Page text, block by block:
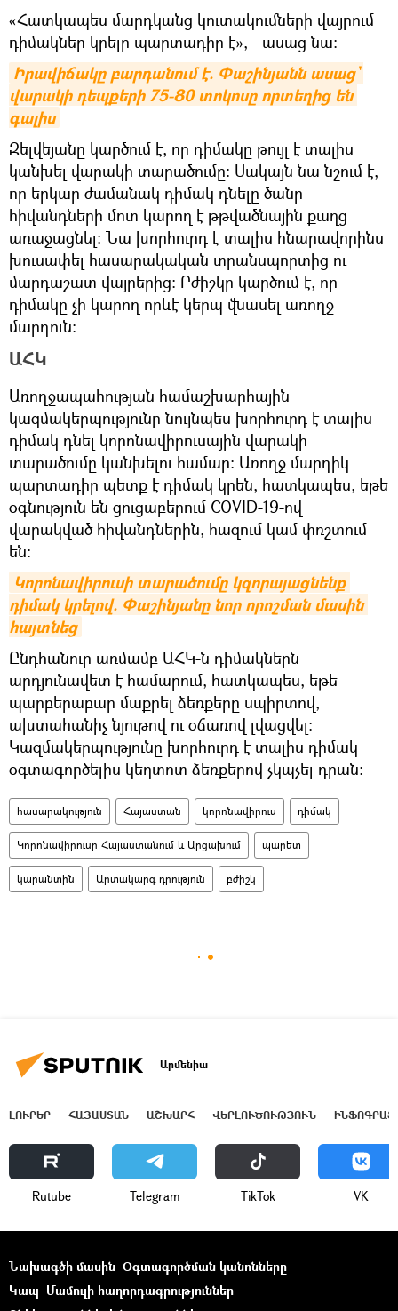
«Հատկապես մարդկանց կուտակումների վայրում
դիմակներ կրելը պարտադիր է», - ասաց նա։
Իրավիճակը բարդանում է. Փաշինյանն ասաց`
վարակի դեպքերի 75-80 տոկոսը որտեղից են
գալիս
Զելվեյանը կարծում է, որ դիմակը թույլ է տալիս
կանխել վարակի տարածումը։ Սակայն նա նշում է,
որ երկար ժամանակ դիմակ դնելը ծանր
հիվանդների մոտ կարող է թթվածնային քաղց
առաջացնել։ Նա խորհուրդ է տալիս հնարավորինս
խուսափել հասարակական տրանսպորտից ու
մարդաշատ վայրերից։ Բժիշկը կարծում է, որ
դիմակը չի կարող որևէ կերպ վնասել առողջ
մարդուն։
ԱՀԿ
Առողջապահության համաշխարհային
կազմակերպությունը նույնպես խորհուրդ է տալիս
դիմակ դնել կորոնավիրուսային վարակի
տարածումը կանխելու համար։ Առողջ մարդիկ
պարտադիր պետք է դիմակ կրեն, հատկապես, եթե
օգնություն են ցուցաբերում COVID-19-ով
վարակված հիվանդներին, հազում կամ փռշտում
են։
Կորոնավիրուսի տարածումը կզորայացնենք
դիմակ կրելով. Փաշինյանը նոր որոշման մասին
հայտնեց
Ընդհանուր առմամբ ԱՀԿ-ն դիմակներն
արդյունավետ է համարում, հատկապես, եթե
պարբերաբար մաքրել ձեռքերը սպիրտով,
ախտահանիչ նյութով ու օճառով լվացվել։
Կազմակերպությունը խորհուրդ է տալիս դիմակ
օգտագործելիս կեղտոտ ձեռքերով չկպչել դրան։
հասարակություն Հայաստան կորոնավիրուս դիմակ
Կորոնավիրուսը Հայաստանում և Արցախում պարետ
կարանտին Արտակարգ դրություն բժիշկ
Արմենիա
ԼՈՒՐԵՐ ՀԱՅԱՍՏԱՆ ԱՇԽԱՐՀ ՎԵՐԼՈՒԾՈՒԹՅՈՒՆ
Rutube Telegram ТikТоk VK
Նախագծի մասին Օգտագործման կանոնները
Կապ Մամուլի հաղորդագրություններ